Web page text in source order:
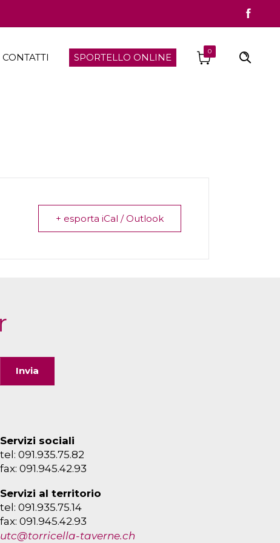
0
CONTATTI SPORTELLO ONLINE
+ esporta iCal / Outlook
Servizi sociali
tel: 091.935.75.82
fax: 091.945.42.93
Servizi al territorio
tel: 091.935.75.14
fax: 091.945.42.93
utc@torricella-taverne.ch